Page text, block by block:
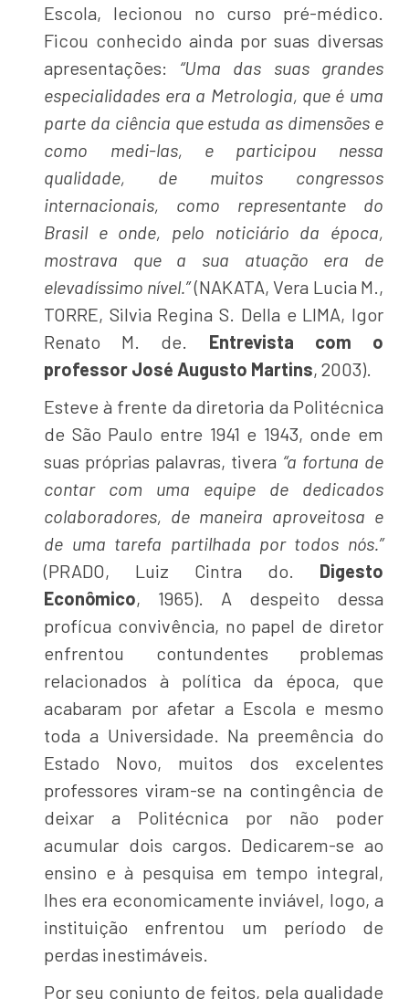
Escola, lecionou no curso pré-médico.
Ficou conhecido ainda por suas diversas
apresentações: “Uma das suas grandes
especialidades era a Metrologia, que é uma
parte da ciência que estuda as dimensões e
como medi-las, e participou nessa
qualidade, de muitos congressos
internacionais, como representante do
Brasil e onde, pelo noticiário da época,
mostrava que a sua atuação era de
elevadíssimo nível.”(NAKATA, Vera Lucia M.,
TORRE, Silvia Regina S. Della e LIMA, Igor
Renato M. de. Entrevista com o
professor José Augusto Martins, 2003).
Esteve à frente da diretoria da Politécnica
de São Paulo entre 1941 e 1943, onde em
suas próprias palavras, tivera “a fortuna de
contar com uma equipe de dedicados
colaboradores, de maneira aproveitosa e
de uma tarefa partilhada por todos nós.”
(PRADO, Luiz Cintra do. Digesto
Econômico, 1965). A despeito dessa
profícua convivência, no papel de diretor
enfrentou contundentes problemas
relacionados à política da época, que
acabaram por afetar a Escola e mesmo
toda a Universidade. Na preemência do
Estado Novo, muitos dos excelentes
professores viram-se na contingência de
deixar a Politécnica por não poder
acumular dois cargos. Dedicarem-se ao
ensino e à pesquisa em tempo integral,
lhes era economicamente inviável, logo, a
instituição enfrentou um período de
perdas inestimáveis.
Por seu conjunto de feitos, pela qualidade